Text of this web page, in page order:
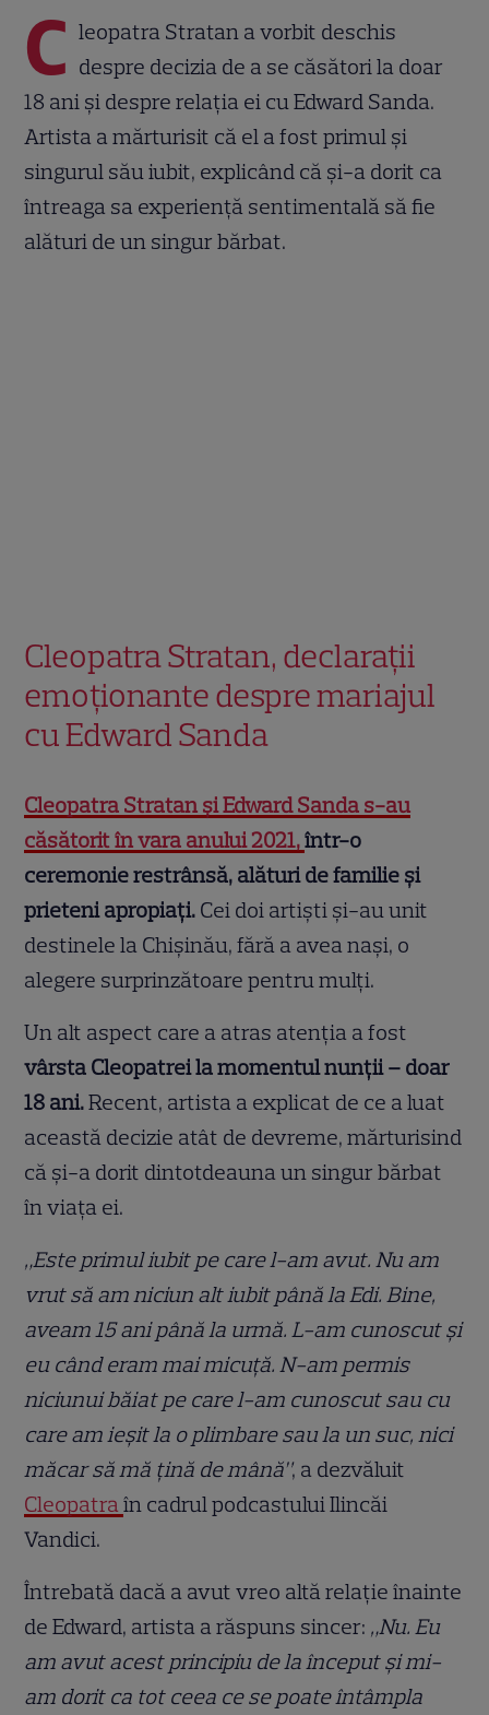
C leopatra Stratan a vorbit deschis
despre decizia de a se căsători la doar
18 ani și despre relația ei cu Edward Sanda.
Artista a mărturisit că el a fost primul și
singurul său iubit, explicând că și-a dorit ca
întreaga sa experiență sentimentală să fie
alături de un singur bărbat.
Cleopatra Stratan, declarații
emoționante despre mariajul
cu Edward Sanda
Cleopatra Stratan și Edward Sanda s-au
căsătorit în vara anului 2021,într-o
ceremonie restrânsă, alături de familie și
prieteni apropiați. Cei doi artiști și-au unit
destinele la Chișinău, fără a avea nași, o
alegere surprinzătoare pentru mulți.
Un alt aspect care a atras atenția a fost
vârsta Cleopatrei la momentul nunții – doar
18 ani.Recent, artista a explicat de ce a luat
această decizie atât de devreme, mărturisind
că și-a dorit dintotdeauna un singur bărbat
în viața ei.
„Este primul iubit pe care l-am avut. Nu am
vrut să am niciun alt iubit până la Edi. Bine,
aveam 15 ani până la urmă. L-am cunoscut și
eu când eram mai micuță. N-am permis
niciunui băiat pe care l-am cunoscut sau cu
care am ieșit la o plimbare sau la un suc, nici
măcar să mă țină de mână”, a dezvăluit
Cleopatraîn cadrul podcastului Ilincăi
Vandici.
Întrebată dacă a avut vreo altă relație înainte
de Edward, artista a răspuns sincer: „Nu. Eu
am avut acest principiu de la început și mi-
am dorit ca tot ceea ce se poate întâmpla